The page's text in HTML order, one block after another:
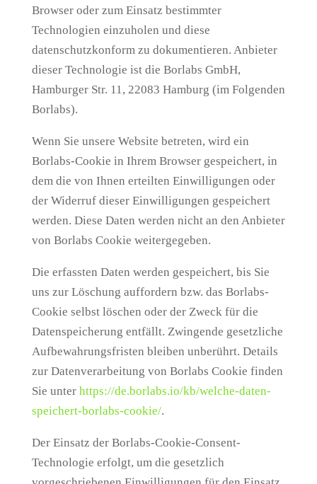
Browser oder zum Einsatz bestimmter
Technologien einzuholen und diese
datenschutzkonform zu dokumentieren. Anbieter
dieser Technologie ist die Borlabs GmbH,
Hamburger Str. 11, 22083 Hamburg (im Folgenden
Borlabs).
Wenn Sie unsere Website betreten, wird ein
Borlabs-Cookie in Ihrem Browser gespeichert, in
dem die von Ihnen erteilten Einwilligungen oder
der Widerruf dieser Einwilligungen gespeichert
werden. Diese Daten werden nicht an den Anbieter
von Borlabs Cookie weitergegeben.
Die erfassten Daten werden gespeichert, bis Sie
uns zur Löschung auffordern bzw. das Borlabs-
Cookie selbst löschen oder der Zweck für die
Datenspeicherung entfällt. Zwingende gesetzliche
Aufbewahrungsfristen bleiben unberührt. Details
zur Datenverarbeitung von Borlabs Cookie finden
Sie unter https://de.borlabs.io/kb/welche-daten-
speichert-borlabs-cookie/.
Der Einsatz der Borlabs-Cookie-Consent-
Technologie erfolgt, um die gesetzlich